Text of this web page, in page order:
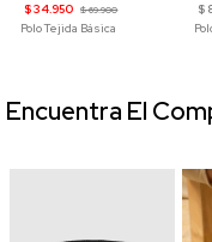
$ 34.950 $ 69.900
Polo Tejida Básica
$
Encuentra El